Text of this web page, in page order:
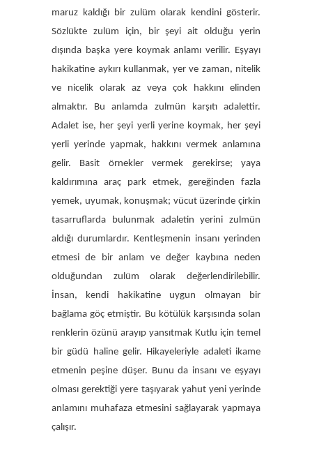
maruz kaldığı bir zulüm olarak kendini gösterir.
Sözlükte zulüm için, bir şeyi ait olduğu yerin
dışında başka yere koymak anlamı verilir. Eşyayı
hakikatine aykırı kullanmak, yer ve zaman, nitelik
ve nicelik olarak az veya çok hakkını elinden
almaktır. Bu anlamda zulmün karşıtı adalettir.
Adalet ise, her şeyi yerli yerine koymak, her şeyi
yerli yerinde yapmak, hakkını vermek anlamına
gelir. Basit örnekler vermek gerekirse; yaya
kaldırımına araç park etmek, gereğinden fazla
yemek, uyumak, konuşmak; vücut üzerinde çirkin
tasarruflarda bulunmak adaletin yerini zulmün
aldığı durumlardır. Kentleşmenin insanı yerinden
etmesi de bir anlam ve değer kaybına neden
olduğundan zulüm olarak değerlendirilebilir.
İnsan, kendi hakikatine uygun olmayan bir
bağlama göç etmiştir. Bu kötülük karşısında solan
renklerin özünü arayıp yansıtmak Kutlu için temel
bir güdü haline gelir. Hikayeleriyle adaleti ikame
etmenin peşine düşer. Bunu da insanı ve eşyayı
olması gerektiği yere taşıyarak yahut yeni yerinde
anlamını muhafaza etmesini sağlayarak yapmaya
çalışır.